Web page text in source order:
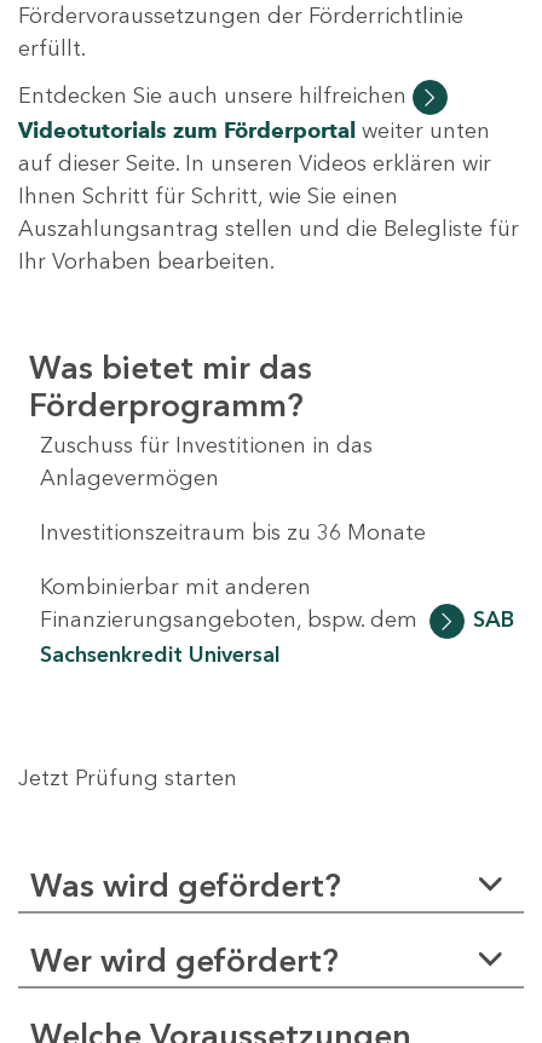
Fördervoraussetzungen der Förderrichtlinie
erfüllt.
Entdecken Sie auch unsere hilfreichen
Videotutorials zum Förderportal weiter unten
auf dieser Seite. In unseren Videos erklären wir
Ihnen Schritt für Schritt, wie Sie einen
Auszahlungsantrag stellen und die Belegliste für
Ihr Vorhaben bearbeiten.
Was bietet mir das
Förderprogramm?
Zuschuss für Investitionen in das
Anlagevermögen
Investitionszeitraum bis zu 36 Monate
Kombinierbar mit anderen
Finanzierungsangeboten, bspw. dem
SAB
Sachsenkredit Universal
Jetzt Prüfung starten
Was wird gefördert?
Wer wird gefördert?
Welche Voraussetzungen